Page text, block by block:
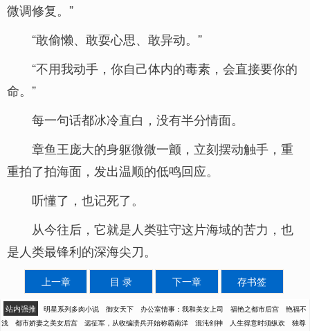
微调修复。”
“敢偷懒、敢耍心思、敢异动。”
“不用我动手，你自己体内的毒素，会直接要你的
命。”
每一句话都冰冷直白，没有半分情面。
章鱼王庞大的身躯微微一颤，立刻摆动触手，重
重拍了拍海面，发出温顺的低鸣回应。
听懂了，也记死了。
从今往后，它就是人类驻守这片海域的苦力，也
是人类最锋利的深海尖刀。
上一章 目 录 下一章 存书签
站内强推 明星系列多肉小说 御女天下 办公室情事：我和美女上司 福艳之都市后宫
艳福不
浅
都市娇妻之美女后宫 远征军，从收编溃兵开始称霸南洋 混沌剑神 人生得意时须纵欢
独尊